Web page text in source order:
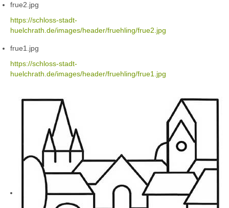
frue2.jpg
https://schloss-stadt-
huelchrath.de/images/header/fruehling/frue2.jpg
frue1.jpg
https://schloss-stadt-
huelchrath.de/images/header/fruehling/frue1.jpg